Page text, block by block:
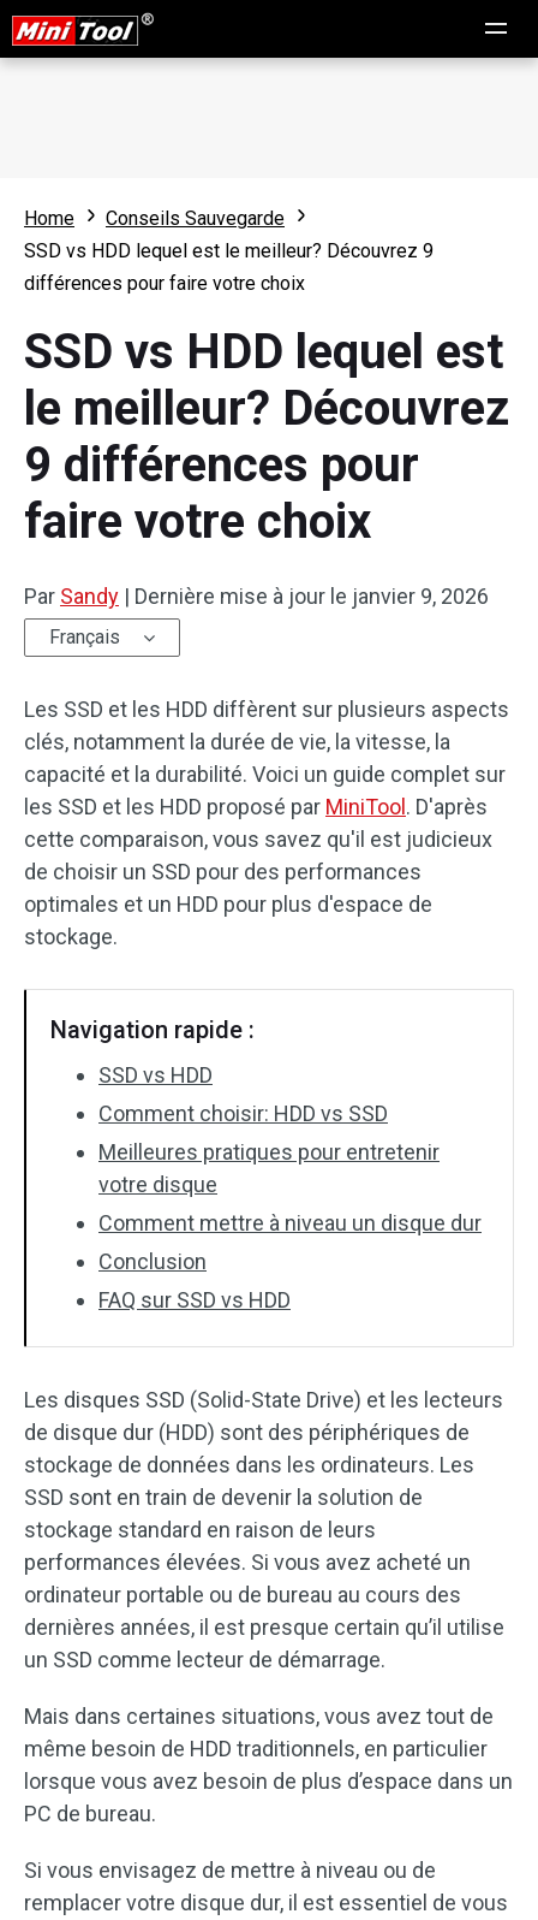
Home
Conseils Sauvegarde
SSD vs HDD lequel est le meilleur? Découvrez 9
différences pour faire votre choix
SSD vs HDD lequel est
le meilleur? Découvrez
9 différences pour
faire votre choix
Par Sandy | Dernière mise à jour le janvier 9, 2026
Français
Les SSD et les HDD diffèrent sur plusieurs aspects
clés, notamment la durée de vie, la vitesse, la
capacité et la durabilité. Voici un guide complet sur
les SSD et les HDD proposé par MiniTool . D'après
cette comparaison, vous savez qu'il est judicieux
de choisir un SSD pour des performances
optimales et un HDD pour plus d'espace de
stockage.
Navigation rapide :
SSD vs HDD
Comment choisir: HDD vs SSD
Meilleures pratiques pour entretenir
votre disque
Comment mettre à niveau un disque dur
Conclusion
FAQ sur SSD vs HDD
Les disques SSD (Solid-State Drive) et les lecteurs
de disque dur (HDD) sont des périphériques de
stockage de données dans les ordinateurs. Les
SSD sont en train de devenir la solution de
stockage standard en raison de leurs
performances élevées. Si vous avez acheté un
ordinateur portable ou de bureau au cours des
dernières années, il est presque certain qu’il utilise
un SSD comme lecteur de démarrage.
Mais dans certaines situations, vous avez tout de
même besoin de HDD traditionnels, en particulier
lorsque vous avez besoin de plus d’espace dans un
PC de bureau.
Si vous envisagez de mettre à niveau ou de
remplacer votre disque dur, il est essentiel de vous